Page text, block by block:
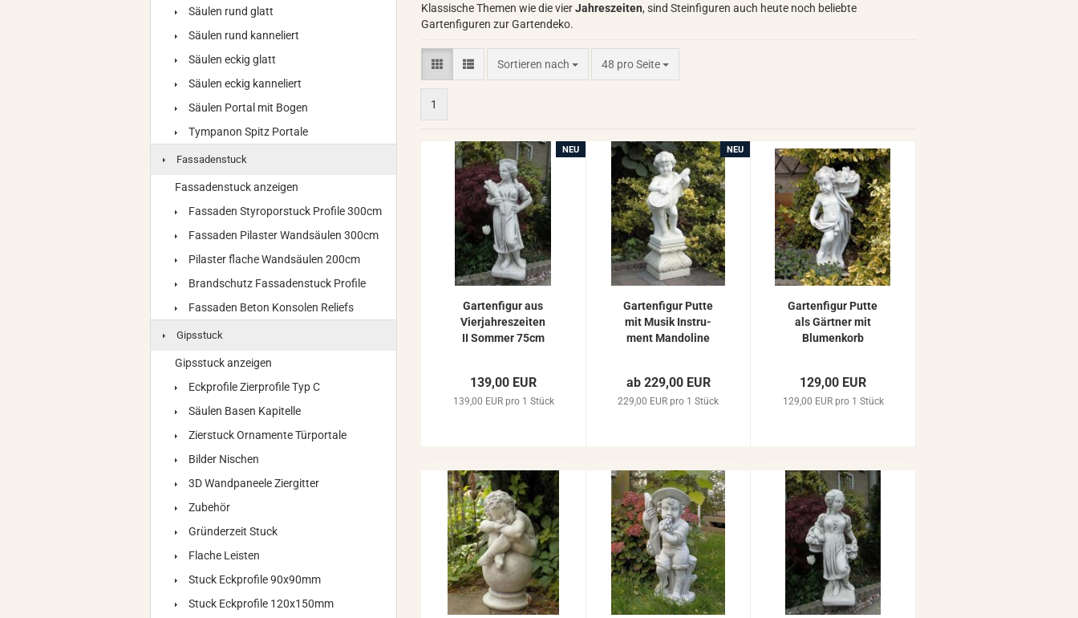
Klassische Themen wie die vierJahreszeiten, sind Steinfiguren auch heute noch beliebte
Gartenfiguren zur Gartendeko.
Sortieren nach
Sortieren nach 48 pro Seite
pro Seite
1
NEU
Gar­ten­fi­gur aus
Vier­jah­res­zei­ten
II Som­mer 75cm
S300
139,00 EUR
139,00 EUR pro 1 Stück
NEU
Gar­ten­fi­gur Putte
mit Musik In­stru­
ment Man­do­li­ne
114cm
ab 229,00 EUR
229,00 EUR pro 1 Stück
Gar­ten­fi­gur Putte
als Gärt­ner mit
Blu­men­korb
48kg ST345
129,00 EUR
129,00 EUR pro 1 Stück
Säulen rund glatt
Säulen rund kanneliert
Säulen eckig glatt
Säulen eckig kanneliert
Säulen Portal mit Bogen
Tympanon Spitz Portale
Fassadenstuck
Fassadenstuck anzeigen
Fassaden Styroporstuck Profile 300cm
Fassaden Pilaster Wandsäulen 300cm
Pilaster flache Wandsäulen 200cm
Brandschutz Fassadenstuck Profile
Fassaden Beton Konsolen Reliefs
Gipsstuck
Gipsstuck anzeigen
Eckprofile Zierprofile Typ C
Säulen Basen Kapitelle
Zierstuck Ornamente Türportale
Bilder Nischen
3D Wandpaneele Ziergitter
Zubehör
Gründerzeit Stuck
Flache Leisten
Stuck Eckprofile 90x90mm
Stuck Eckprofile 120x150mm